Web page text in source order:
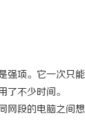
强项。它一次只能
不少时间。
网段的电脑之间想
！久匠量身定制
点睛之笔！淡颜